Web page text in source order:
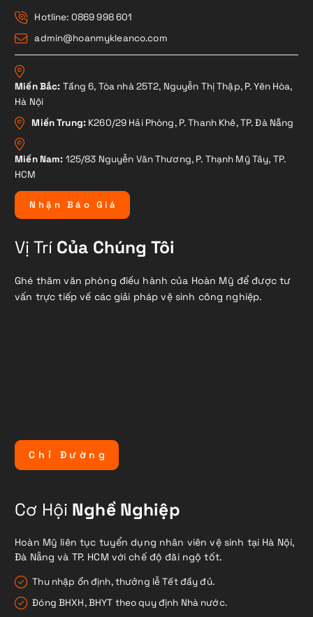
Hotline: 0869 998 601
admin@hoanmykleanco.com
Miền Bắc: Tầng 6, Tòa nhà 25T2, Nguyễn Thị Thập, P. Yên Hòa,
Hà Nội
Miền Trung: K260/29 Hải Phòng, P. Thanh Khê, TP. Đà Nẵng
Miền Nam: 125/83 Nguyễn Văn Thương, P. Thạnh Mỹ Tây, TP.
HCM
N hậ n B á o G i á
Vị TríCủa Chúng Tôi
Ghé thăm văn phòng điều hành của Hoàn Mỹ để được tư
vấn trực tiếp về các giải pháp vệ sinh công nghiệp.
C h ỉ Đ ư ờ n g
Cơ Hội Nghề Nghiệp
Hoàn Mỹ liên tục tuyển dụng nhân viên vệ sinh tại Hà Nội,
Đà Nẵng và TP. HCM với chế độ đãi ngộ tốt.
Thu nhập ổn định, thưởng lễ Tết đầy đủ.
Đóng BHXH, BHYT theo quy định Nhà nước.